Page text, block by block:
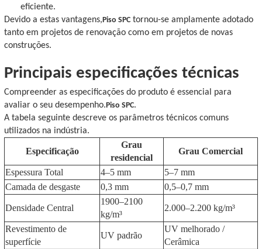
eficiente.
Devido a estas vantagens,Piso SPC tornou-se amplamente adotado
tanto em projetos de renovação como em projetos de novas
construções.
Principais especificações técnicas
Compreender as especificações do produto é essencial para
avaliar o seu desempenho.Piso SPC.
A tabela seguinte descreve os parâmetros técnicos comuns
utilizados na indústria.
Especificação
Grau
residencial
Grau Comercial
Espessura Total 4–5 mm
5–7 mm
Camada de desgaste
0,3 mm 0,5–0,7 mm
Densidade Central
1900–2100
kg/m³
2.000–2.200 kg/m³
Revestimento de
superfície
UV padrão
UV melhorado /
Cerâmica